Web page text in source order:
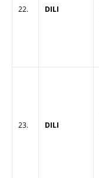
22. DILI
23. DILI